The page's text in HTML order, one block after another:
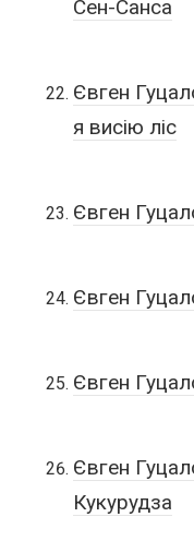
Сен-Санса
Євген
я висію ліс
Євген
Євген
Євген
Євген
Кукурудза